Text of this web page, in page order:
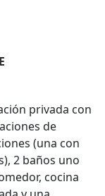
E
privada con
de
(una con
2 baños uno
cocina